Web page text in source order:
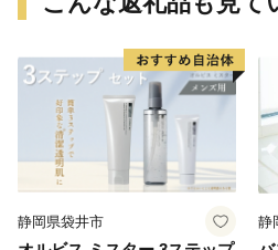
静岡県袋井市 静